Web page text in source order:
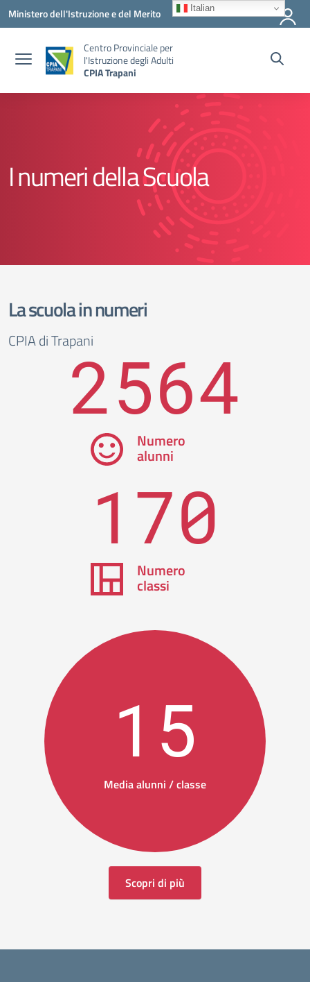
Vai ai contenuti
Vai al menu di navigazione
Vai al footer
Ministero dell'Istruzione e del Merito
Centro Provinciale per
l'Istruzione degli Adulti
CPIA Trapani
I numeri della Scuola
La scuola in numeri
CPIA di Trapani2564
Numero
alunni
170
Numero
classi
15
Media alunni / classe
Scopri di più
Italian